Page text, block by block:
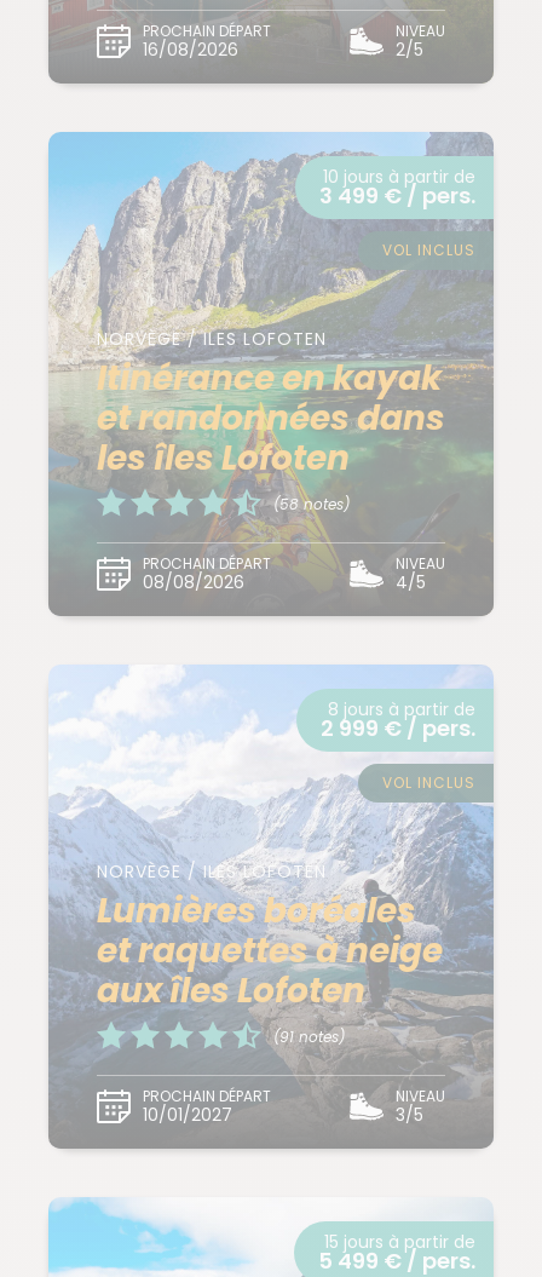
PROCHAIN DÉPART
16/08/2026
NIVEAU
2/5
NORVÈGE / ILES LOFOTEN
Itinérance en kayak
et randonnées dans
les îles Lofoten
(58 notes)
PROCHAIN DÉPART
08/08/2026
NIVEAU
4/5
10 jours à partir de
3 499 € / pers.
VOL INCLUS
NORVÈGE / ILES LOFOTEN
Lumières boréales
et raquettes à neige
aux îles Lofoten
(91 notes)
PROCHAIN DÉPART
10/01/2027
NIVEAU
3/5
8 jours à partir de
2 999 € / pers.
VOL INCLUS
15 jours à partir de
5 499 € / pers.